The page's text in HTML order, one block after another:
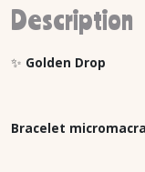
Description
✨ Golden Drop
Bracelet